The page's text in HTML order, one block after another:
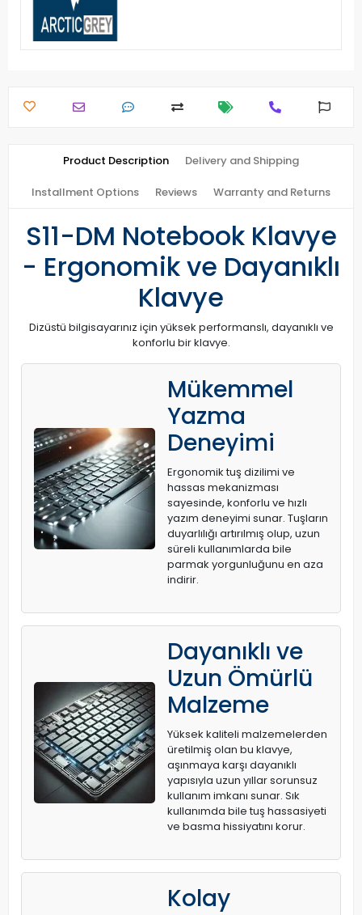
Product Description Delivery and Shipping
Installment Options Reviews Warranty and Returns
S11-DM Notebook Klavye
- Ergonomik ve Dayanıklı
Klavye
Dizüstü bilgisayarınız için yüksek performanslı, dayanıklı ve
konforlu bir klavye.
Mükemmel
Yazma
Deneyimi
Ergonomik tuş dizilimi ve
hassas mekanizması
sayesinde, konforlu ve hızlı
yazım deneyimi sunar. Tuşların
duyarlılığı artırılmış olup, uzun
süreli kullanımlarda bile
parmak yorgunluğunu en aza
indirir.
Dayanıklı ve
Uzun Ömürlü
Malzeme
Yüksek kaliteli malzemelerden
üretilmiş olan bu klavye,
aşınmaya karşı dayanıklı
yapısıyla uzun yıllar sorunsuz
kullanım imkanı sunar. Sık
kullanımda bile tuş hassasiyeti
ve basma hissiyatını korur.
Kolay